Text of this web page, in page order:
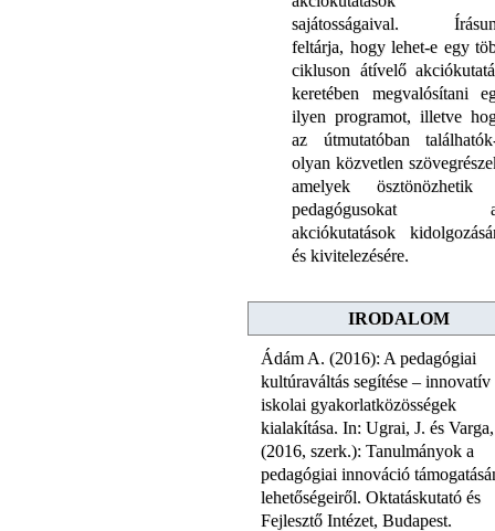
sajátosságaival.
feltárja, hogy lehet-e egy
cikluson átívelő
keretében megvalósítani
ilyen programot, illetve
az útmutatóban
olyan közvetlen
amelyek ösztönözhetik
pedagógusokat
akciókutatások
és kivitelezésére.
IRODALOM
Ádám A. (2016): A pedagógiai
kultúraváltás segítése – innovatív
iskolai gyakorlatközösségek
kialakítása. In: Ugrai, J. és
(2016, szerk.): Tanulmányok a
pedagógiai innováció
lehetőségeiről. Oktatáskutató és
Fejlesztő Intézet, Budapest.